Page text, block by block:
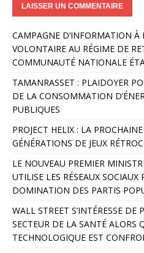
l
t
e
r
n
a
t
i
v
e
:
CAMPAGNE D’INFORMATION À
VOLONTAIRE AU RÉGIME DE
COMMUNAUTÉ NATIONALE
TAMANRASSET : PLAIDOYER
DE LA CONSOMMATION
PUBLIQUES
PROJECT HELIX : LA
GÉNÉRATIONS DE JEUX
LE NOUVEAU PREMIER
UTILISE LES RÉSEAUX
DOMINATION DES PARTIS
WALL STREET S’INTÉRESSE DE
SECTEUR DE LA SANTÉ ALORS
TECHNOLOGIQUE EST